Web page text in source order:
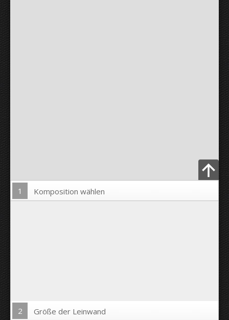
Bild hochladen
1 Komposition wählen
2
Größe der Leinwand